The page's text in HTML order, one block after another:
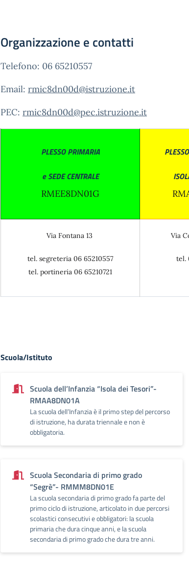
Organizzazione e contatti
Telefono: 06 65210557
Email: rmic8dn00d@istruzione.it
PEC: rmic8dn00d@pec.istruzione.it
PLESSO PRIMARIA
e SEDECENTRALE
RMEE8DN01G
Via Fontana 13
tel. segreteria 06 65210557
tel. portineria 06 65210721
Via
tel.
Scuola/Istituto
Scuola dell’Infanzia “Isola dei Tesori”-
RMAA8DN01A
La scuola dell’Infanzia è il primo step del percorso
di istruzione, ha durata triennale e non è
obbligatoria.
Scuola Secondaria di primo grado
“Segrè”- RMMM8DN01E
La scuola secondaria di primo grado fa parte del
primo ciclo di istruzione, articolato in due percorsi
scolastici consecutivi e obbligatori: la scuola
primaria che dura cinque anni, e la scuola
secondaria di primo grado che dura tre anni.